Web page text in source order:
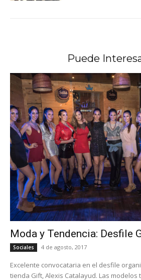
Puede
Moda y Tendencia: Desfile
Sociales 4 de agosto, 2017
Excelente convocataria en el desfile
tienda Gift, Alexis Catalayud. Las